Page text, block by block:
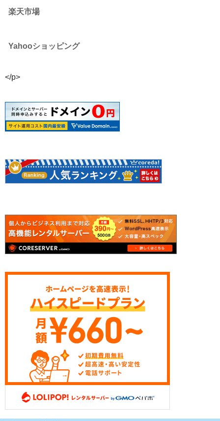
楽天市場
Yahooショッピング
</p>